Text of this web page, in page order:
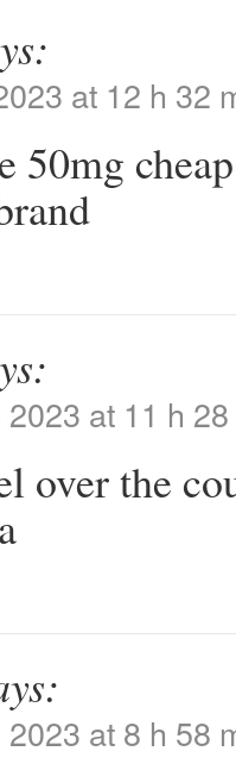
at 12 h 32
50mg
at 11 h
over the
at 8 h 58